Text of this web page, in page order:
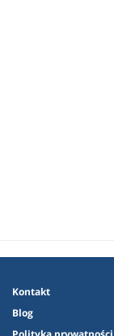
Kontakt
Blog